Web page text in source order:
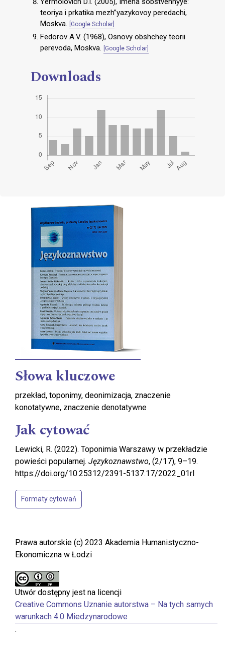
teoriya i prkatika mezh”yazykovoy peredachi,
Moskva.
[Google Scholar]
Fedorov A.V. (1968), Osnovy obshchey teorii
perevoda, Moskva.
[Google Scholar]
Downloads
Cover image
Słowa kluczowe
przekład, toponimy, deonimizacja, znaczenie
konotatywne, znaczenie denotatywne
Jak cytować
Lewicki, R. (2022). Toponimia Warszawy w przekładzie
powieści popularnej. Językoznawstwo, (2/17), 9–19.
https://doi.org/10.25312/2391-5137.17/2022_01rl
Formaty cytowań
Prawa autorskie (c) 2023 Akademia Humanistyczno-
Ekonomiczna w Łodzi
Utwór dostępny jest na licencji
Creative Commons Uznanie autorstwa – Na tych samych
warunkach 4.0 Miedzynarodowe
.